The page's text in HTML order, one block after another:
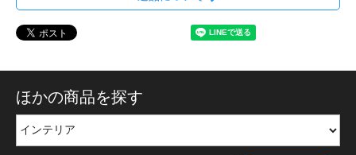
ほかの商品を探す